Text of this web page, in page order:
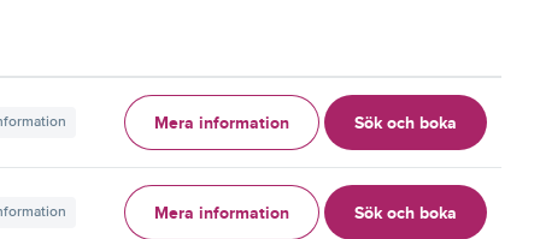
Mera information Sök och boka
Mera information Sök och boka